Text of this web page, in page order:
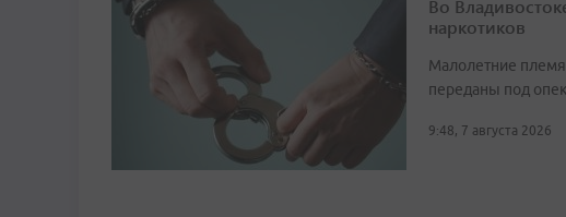
Во
наркотиков
Малолетние
переданы под
9:48, 7 августа 2026